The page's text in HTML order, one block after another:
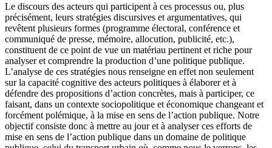
Le discours des acteurs qui participent à ces processus ou, plus
précisément, leurs stratégies discursives et argumentatives, qui
revêtent plusieurs formes (programme électoral, conférence et
communiqué de presse, mémoire, allocution, publicité, etc.),
constituent de ce point de vue un matériau pertinent et riche pour
analyser et comprendre la production d’une politique publique.
L’analyse de ces stratégies nous renseigne en effet non seulement
sur la capacité cognitive des acteurs politiques à élaborer et à
défendre des propositions d’action concrètes, mais à participer, ce
faisant, dans un contexte sociopolitique et économique changeant et
forcément polémique, à la mise en sens de l’action publique. Notre
objectif consiste donc à mettre au jour et à analyser ces efforts de
mise en sens de l’action publique dans un domaine de politique